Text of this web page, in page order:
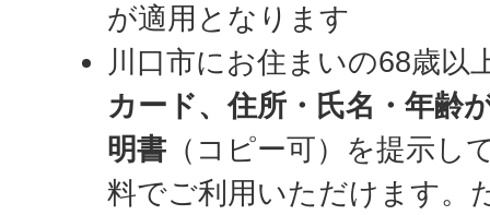
が適用となります
川口市にお住まいの68歳以
カード、住所・氏名・年齢
明書 （コピー可）を提示し
料でご利用いただけます。